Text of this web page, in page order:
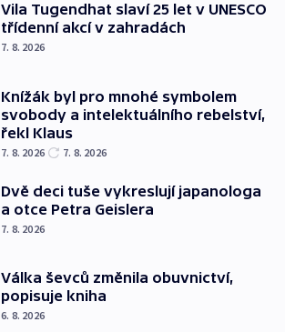
Vila Tugendhat slaví 25 let v UNESCO
třídenní akcí v zahradách
7. 8. 2026
Knížák byl pro mnohé symbolem
svobody a intelektuálního rebelství,
řekl Klaus
7. 8. 2026 7. 8. 2026
Dvě deci tuše vykreslují japanologa
a otce Petra Geislera
7. 8. 2026
Válka ševců změnila obuvnictví,
popisuje kniha
6. 8. 2026